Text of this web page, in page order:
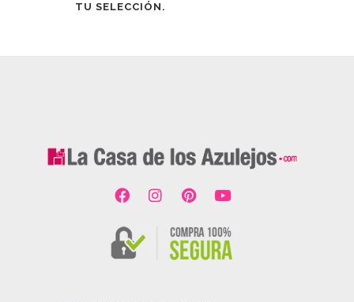
TU SELECCIÓN.